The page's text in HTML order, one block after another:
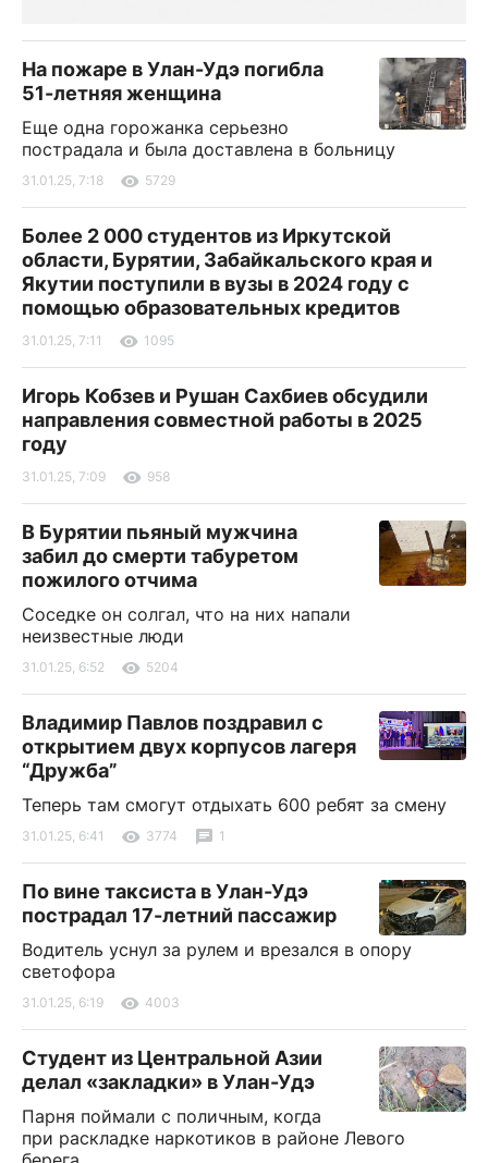
На пожаре в Улан-Удэ погибла
51-летняя женщина
Еще одна горожанка серьезно
пострадала и была доставлена в больницу
31.01.25, 7:18 5729
Более 2 000 студентов из Иркутской
области, Бурятии, Забайкальского края и
Якутии поступили в вузы в 2024 году с
помощью образовательных кредитов
31.01.25, 7:11 1095
Игорь Кобзев и Рушан Сахбиев обсудили
направления совместной работы в 2025
году
31.01.25, 7:09 958
В Бурятии пьяный мужчина
забил до смерти табуретом
пожилого отчима
Соседке он солгал, что на них напали
неизвестные люди
31.01.25, 6:52 5204
Владимир Павлов поздравил с
открытием двух корпусов лагеря
“Дружба”
Теперь там смогут отдыхать 600 ребят за смену
31.01.25, 6:41 3774 1
По вине таксиста в Улан-Удэ
пострадал 17-летний пассажир
Водитель уснул за рулем и врезался в опору
светофора
31.01.25, 6:19 4003
Студент из Центральной Азии
делал «закладки» в Улан-Удэ
Парня поймали с поличным, когда
при раскладке наркотиков в районе Левого